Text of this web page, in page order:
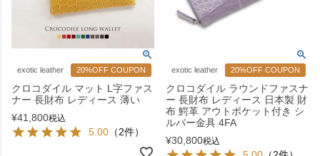
exotic leather 20%OFF COUPON
クロコダイル マット L字ファス
ナー 長財布 レディース 薄い
¥41,800税込
5.00 （2件）
exotic leather 20%OFF COUPON
クロコダイル ラウンドファスナ
ー 長財布 レディース 日本製 財
布 鰐革 アウトポケット付き シ
ルバー金具 4FA
¥30,800税込